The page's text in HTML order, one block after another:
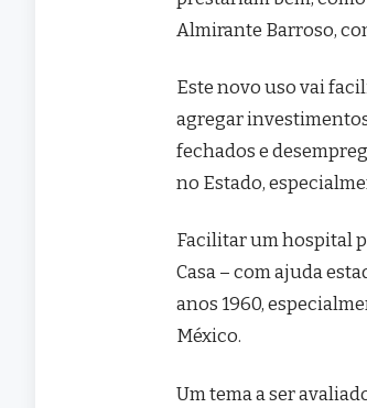
Almirante Barroso,
Este novo uso vai
agregar
fechados e
no Estado,
Facilitar um hospital
Casa – com ajuda
anos 1960,
México.
Um tema a ser